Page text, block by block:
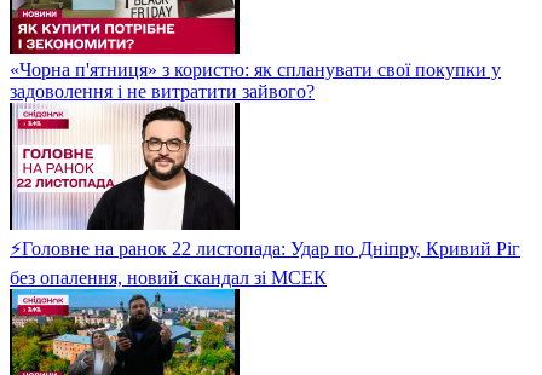
«Чорна п'ятниця» з користю: як спланувати свої покупки у
задоволення і не витратити зайвого?
⚡Головне на ранок 22 листопада: Удар по Дніпру, Кривий Ріг
без опалення, новий скандал зі МСЕК